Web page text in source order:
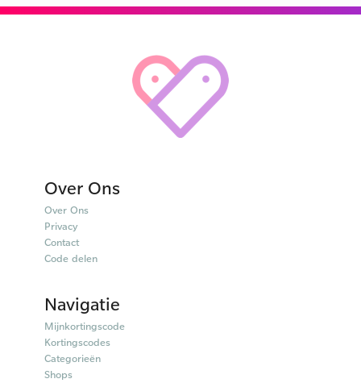
Over Ons
Over Ons
Privacy
Contact
Code delen
Navigatie
Mijnkortingscode
Kortingscodes
Categorieën
Shops